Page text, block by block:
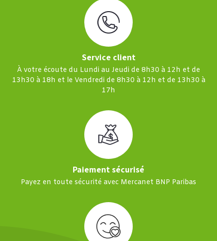
Service client
À votre écoute du Lundi au Jeudi de 8h30 à 12h et de
13h30 à 18h et le Vendredi de 8h30 à 12h et de 13h30 à
17h
Paiement sécurisé
Payez en toute sécurité avec Mercanet BNP Paribas